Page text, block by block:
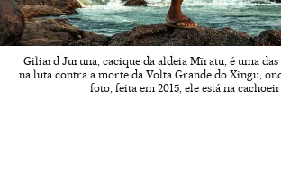
Giliard Juruna, cacique da aldeia Mïratu, é uma
na luta contra a morte da Volta Grande do Xingu,
foto, feita em 2015, ele está na